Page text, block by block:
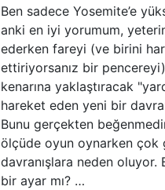
Ben sadece Yosemite’e
anki en iyi yorumum,
ederken fareyi (ve birini
ettiriyorsanız bir
kenarına yaklaştıracak
hareket eden yeni bir
Bunu gerçekten
ölçüde oyun oynarken çok
davranışlara neden
bir ayar mı? …